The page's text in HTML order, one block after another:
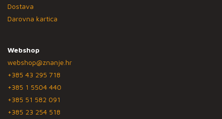
Dostava
Darovna kartica
Webshop
webshop@znanje.hr
+385 43 295 718
+385 1 5504 440
+385 51 582 091
+385 23 254 518